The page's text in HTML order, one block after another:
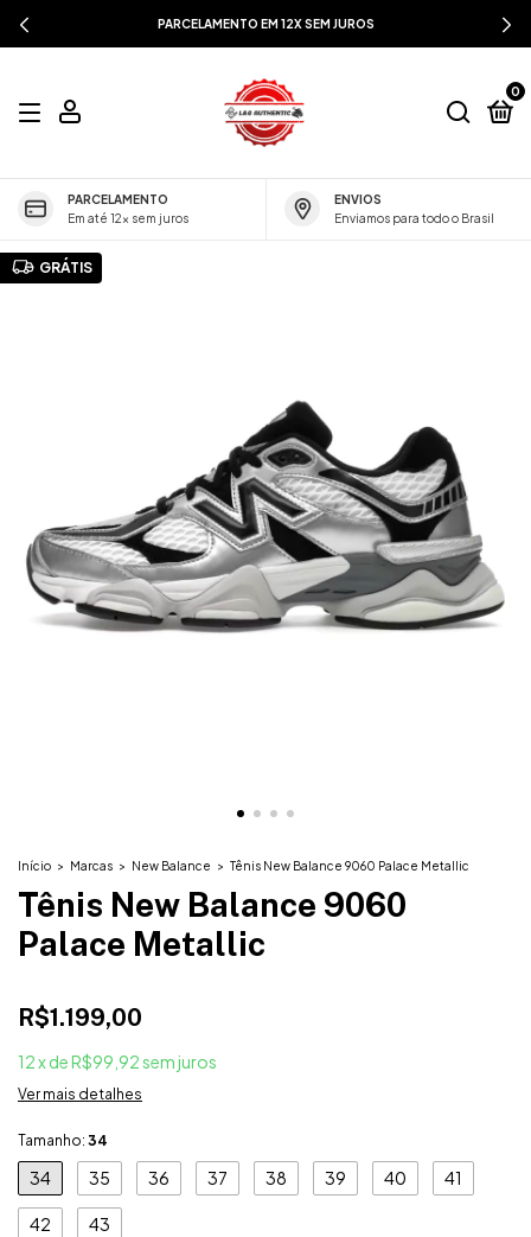
PARCELAMENTO EM 12X SEM JUROS
0
PARCELAMENTO
Em até 12x sem juros
ENVIOS
Enviamos para todo o Brasil
GRÁTIS
Início > Marcas > New Balance > Tênis New Balance 9060 Palace Metallic
Tênis New Balance 9060
Palace Metallic
R$1.199,00
12xdeR$99,92sem juros
Ver mais detalhes
Tamanho: 34
34 35 36 37 38 39 40 41
42 43